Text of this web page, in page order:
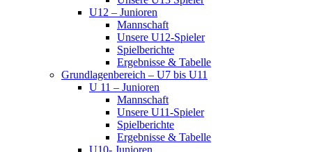
U12 – Junioren
Mannschaft
Unsere U12-Spieler
Spielberichte
Ergebnisse & Tabelle
Grundlagenbereich – U7 bis U11
U 11 – Junioren
Mannschaft
Unsere U11-Spieler
Spielberichte
Ergebnisse & Tabelle
U10- Junioren